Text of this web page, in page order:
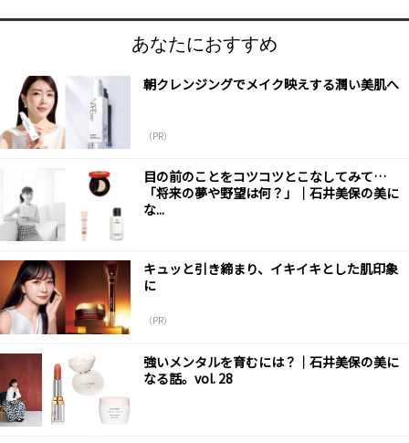
あなたにおすすめ
朝クレンジングでメイク映えする潤い美肌へ
（PR）
目の前のことをコツコツとこなしてみて…
「将来の夢や野望は何？」｜石井美保の美に
な...
キュッと引き締まり、イキイキとした肌印象
に
（PR）
強いメンタルを育むには？｜石井美保の美に
なる話。vol. 28